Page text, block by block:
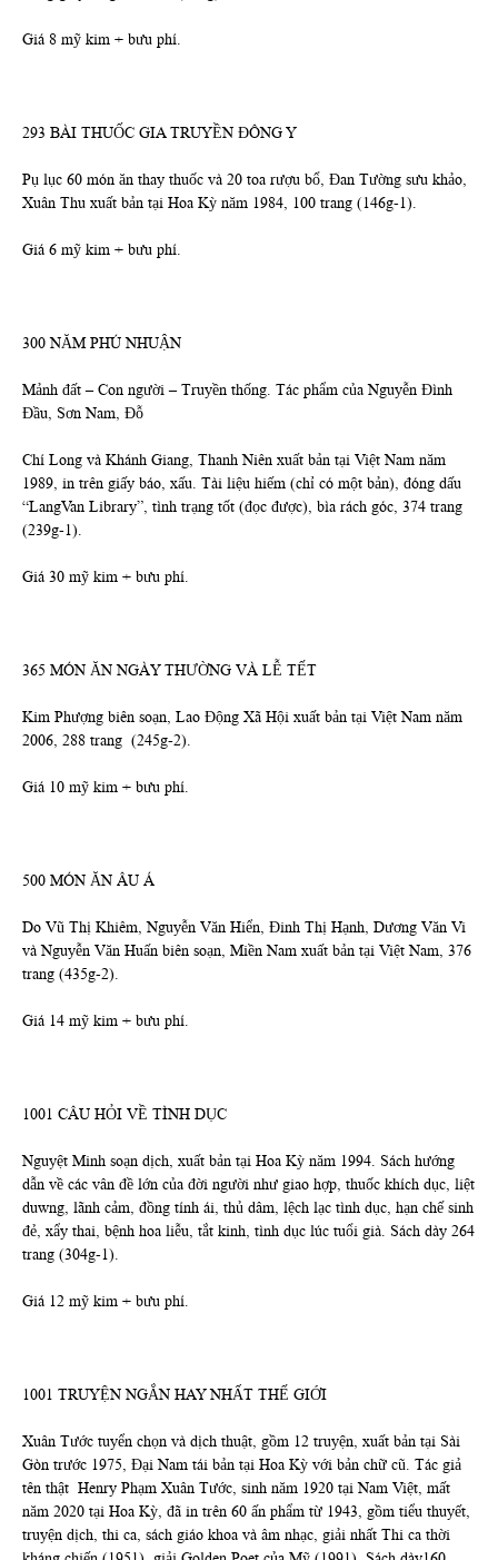
Giá 8 mỹ kim + bưu phí.
293 BÀI THUỐC GIA TRUYỀN ĐÔNG Y
Pụ lục 60 món ăn thay thuốc và 20 toa rượu bổ, Đan Tường sưu khảo,
Xuân Thu xuất bản tại Hoa Kỳ năm 1984, 100 trang (146g-1).
Giá 6 mỹ kim + bưu phí.
300 NĂM PHÚ NHUẬN
Mảnh đất – Con người – Truyền thống. Tác phẩm của Nguyễn Đình
Đầu, Sơn Nam, Đỗ
Chí Long và Khánh Giang, Thanh Niên xuất bản tại Việt Nam năm
1989, in trên giấy báo, xấu. Tài liệu hiếm (chỉ có một bản), đóng dấu
“LangVan Library”, tình trạng tốt (đọc được), bìa rách góc, 374 trang
(239g-1).
Giá 30 mỹ kim + bưu phí.
365 MÓN ĂN NGÀY THƯỜNG VÀ LỄ TẾT
Kim Phượng biên soạn, Lao Động Xã Hội xuất bản tại Việt Nam năm
2006, 288 trang (245g-2).
Giá 10 mỹ kim + bưu phí.
500 MÓN ĂN ÂU Á
Do Vũ Thị Khiêm, Nguyễn Văn Hiển, Đinh Thị Hạnh, Dương Văn Vi
và Nguyễn Văn Huấn biên soạn, Miền Nam xuất bản tại Việt Nam, 376
trang (435g-2).
Giá 14 mỹ kim + bưu phí.
1001 CÂU HỎI VỀ TÌNH DỤC
Nguyệt Minh soạn dịch, xuất bản tại Hoa Kỳ năm 1994. Sách hướng
dẫn về các vân đề lớn của đời người như giao hợp, thuốc khích dục, liệt
duwng, lãnh cảm, đồng tính ái, thủ dâm, lệch lạc tình dục, hạn chế sinh
đẻ, xẩy thai, bệnh hoa liễu, tắt kinh, tình dục lúc tuổi già. Sách dày 264
trang (304g-1).
Giá 12 mỹ kim + bưu phí.
1001 TRUYỆN NGẮN HAY NHẤT THẾ GIỚI
Xuân Tước tuyển chọn và dịch thuật, gồm 12 truyện, xuất bản tại Sài
Gòn trước 1975, Đại Nam tái bản tại Hoa Kỳ với bản chữ cũ. Tác giả
tên thật Henry Phạm Xuân Tước, sinh năm 1920 tại Nam Việt, mất
năm 2020 tại Hoa Kỳ, đã in trên 60 ấn phẩm từ 1943, gồm tiểu thuyết,
truyện dịch, thi ca, sách giáo khoa và âm nhạc, giải nhất Thi ca thời